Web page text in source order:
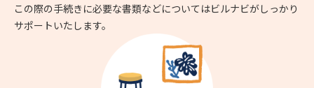
この際の手続きに必要な書類などについてはビルナビがしっかり
サポートいたします。